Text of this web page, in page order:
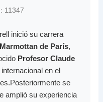
11347
inició su carrera
de París,
Profesor Claude
en el
se
amplió su experiencia